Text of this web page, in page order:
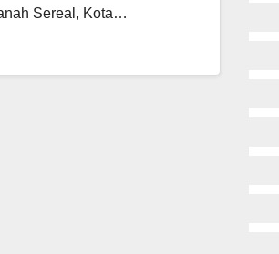
Sereal, Kota…